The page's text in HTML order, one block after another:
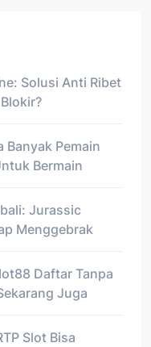
Solusi Anti Ribet
Banyak Pemain
Bermain
Jurassic
Menggebrak
Daftar Tanpa
Juga
Slot Bisa